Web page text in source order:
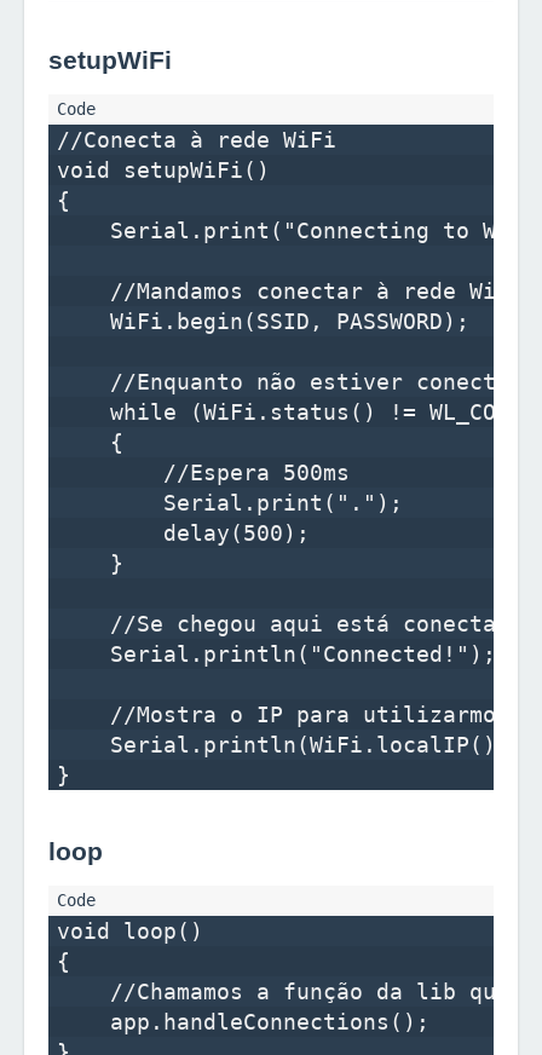
setupWiFi
//Conecta à rede WiFi
void setupWiFi()
{
Serial.print("Connecting to
    //Mandamos conectar à rede WiFi
    WiFi.begin(SSID, PASSWORD);
    //Enquanto não estiver conectado
while (WiFi.status() !=
    {
        //Espera 500ms
        Serial.print(".");
        delay(500);
    }
    //Se chegou aqui está conectado
    Serial.println("Connected!");
//Mostra o IP para utilizarmos
loop
void loop()
{
//Chamamos a função da lib que
    app.handleConnections();